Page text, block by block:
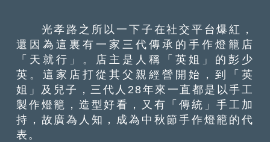
光孝路之所以一下子在社交平台爆紅，
還因為這裏有一家三代傳承的手作燈籠店
「天就行」。店主是人稱「英姐」的彭少
英。這家店打從其父親經營開始，到「英
姐」及兒子，三代人28年來一直都是以手工
製作燈籠，造型好看，又有「傳統」手工加
持，故廣為人知，成為中秋節手作燈籠的代
表。